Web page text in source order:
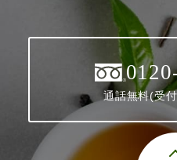
通話無料(受